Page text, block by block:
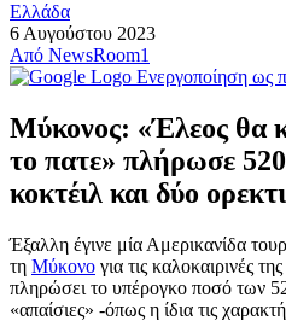
Ελλάδα
6 Αυγούστου 2023
Από NewsRoom1
Ενεργοποίηση ως
Μύκονος: «Έλεος θα
το πατε» πλήρωσε
κοκτέιλ και δύο
Έξαλλη έγινε μία Αμερικανίδα
τη Μύκονο για τις καλοκαιρινές
πληρώσει το υπέρογκο ποσό των
«απαίσιες» -όπως η ίδια τις